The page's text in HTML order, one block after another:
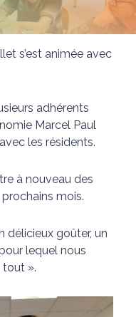
s’est animée avec
adhérents
Marcel Paul
les résidents.
à nouveau des
mois.
délicieux goûter, un
lequel nous
tout ».